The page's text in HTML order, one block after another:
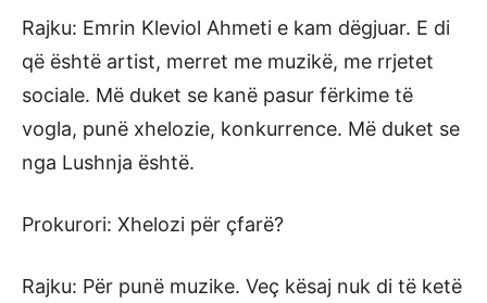
Rajku: Emrin Kleviol Ahmeti e kam dëgjuar. E di
që është artist, merret me muzikë, me rrjetet
sociale. Më duket se kanë pasur fërkime të
vogla, punë xhelozie, konkurrence. Më duket se
nga Lushnja është.
Prokurori: Xhelozi për çfarë?
Rajku: Për punë muzike. Veç kësaj nuk di të ketë